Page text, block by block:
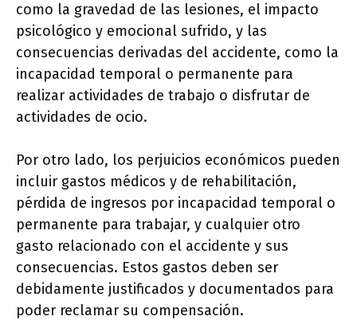
como la gravedad de las lesiones, el impacto
psicológico y emocional sufrido, y las
consecuencias derivadas del accidente, como la
incapacidad temporal o permanente para
realizar actividades de trabajo o disfrutar de
actividades de ocio.
Por otro lado, los perjuicios económicos pueden
incluir gastos médicos y de rehabilitación,
pérdida de ingresos por incapacidad temporal o
permanente para trabajar, y cualquier otro
gasto relacionado con el accidente y sus
consecuencias. Estos gastos deben ser
debidamente justificados y documentados para
poder reclamar su compensación.